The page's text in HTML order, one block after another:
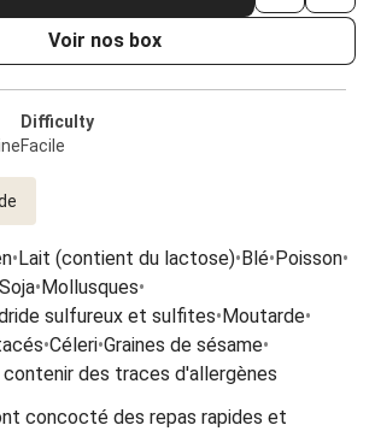
Voir nos box
Difficulty
Facile
•Lait (contient du lactose)•Blé•Poisson•
Soja•Mollusques•
sulfureux et sulfites•Moutarde•
•Céleri•Graines de sésame•
des traces d'allergènes
concocté des repas rapides et